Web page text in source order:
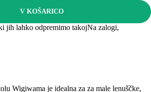
V KOŠARICO
jih lahko odpremimo takojNa zalogi,
Wigiwama je idealna za za male lenuščke,